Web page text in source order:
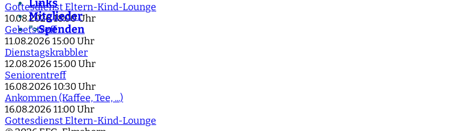
Links
Mitglieder
">Spenden
Gottesdienst Eltern-Kind-Lounge
10.08.2026 18:00 Uhr
Gebetstreff
11.08.2026 15:00 Uhr
Dienstagskrabbler
12.08.2026 15:00 Uhr
Seniorentreff
16.08.2026 10:30 Uhr
Ankommen (Kaffee, Tee, ...)
16.08.2026 11:00 Uhr
Gottesdienst Eltern-Kind-Lounge